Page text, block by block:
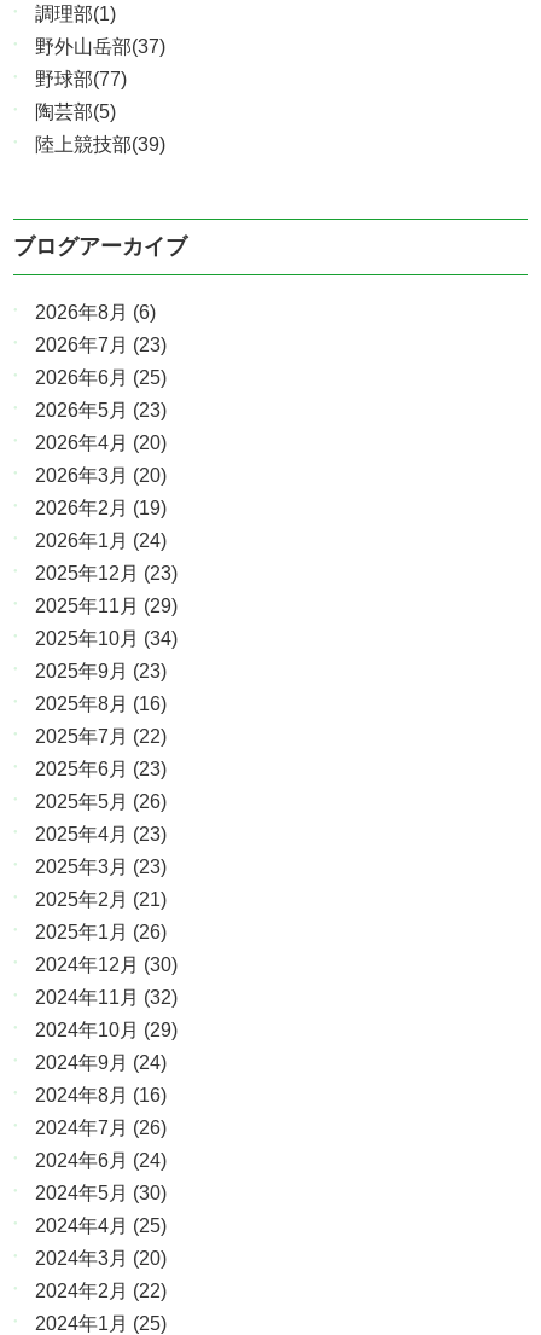
調理部(1)
野外山岳部(37)
野球部(77)
陶芸部(5)
陸上競技部(39)
ブログアーカイブ
2026年8月 (6)
2026年7月 (23)
2026年6月 (25)
2026年5月 (23)
2026年4月 (20)
2026年3月 (20)
2026年2月 (19)
2026年1月 (24)
2025年12月 (23)
2025年11月 (29)
2025年10月 (34)
2025年9月 (23)
2025年8月 (16)
2025年7月 (22)
2025年6月 (23)
2025年5月 (26)
2025年4月 (23)
2025年3月 (23)
2025年2月 (21)
2025年1月 (26)
2024年12月 (30)
2024年11月 (32)
2024年10月 (29)
2024年9月 (24)
2024年8月 (16)
2024年7月 (26)
2024年6月 (24)
2024年5月 (30)
2024年4月 (25)
2024年3月 (20)
2024年2月 (22)
2024年1月 (25)